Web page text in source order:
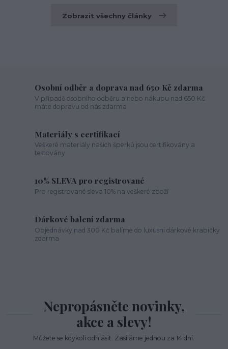
Zobrazit všechny články
Osobní odběr a doprava nad 650 Kč zdarma
V případě osobního odběru a nebo nákupu nad 650 Kč
máte dopravu od nás zdarma
Materiály s certifikací
Veškeré materiály našich šperků jsou certifikovány a
testovány
10% SLEVA pro registrované
Pro registrované sleva 10% na veškeré zboží
Dárkové balení zdarma
Objednávky nad 300 Kč balíme do luxusní dárkové krabičky
zdarma
Nepropásněte novinky,
akce a slevy!
Můžete se kdykoli odhlásit. Zasíláme jednou za 14 dní.